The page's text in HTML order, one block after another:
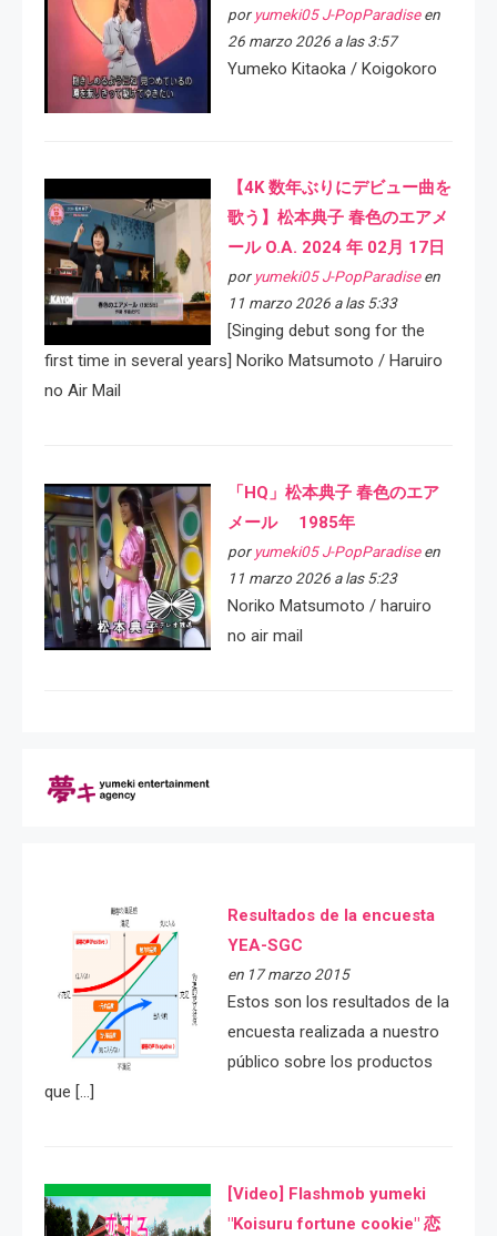
por yumeki05 J-PopParadiseen
26 marzo 2026 a las 3:57
Yumeko Kitaoka / Koigokoro
【4K 数年ぶりにデビュー曲を
歌う】松本典子 春色のエアメ
ール O.A. 2024 年 02月 17日
por yumeki05 J-PopParadiseen
11 marzo 2026 a las 5:33
[Singing debut song for the
first time in several years] Noriko Matsumoto / Haruiro
no Air Mail
「HQ」松本典子 春色のエア
メール 1985年
por yumeki05 J-PopParadiseen
11 marzo 2026 a las 5:23
Noriko Matsumoto / haruiro
no air mail
Resultados de la encuesta
YEA-SGC
en 17 marzo 2015
Estos son los resultados de la
encuesta realizada a nuestro
público sobre los productos
que […]
[Video] Flashmob yumeki
"Koisuru fortune cookie" 恋